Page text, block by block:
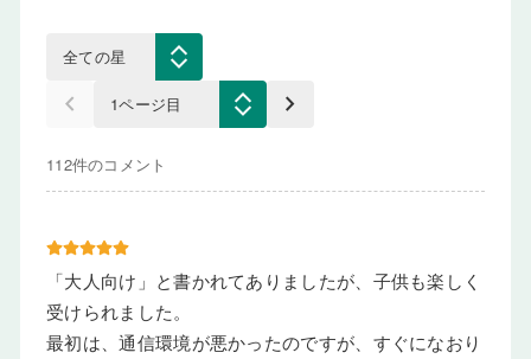
keyboard_arrow_left keyboard_arrow_right
112件のコメント
「大人向け」と書かれてありましたが、子供も楽しく
受けられました。
最初は、通信環境が悪かったのですが、すぐになおり